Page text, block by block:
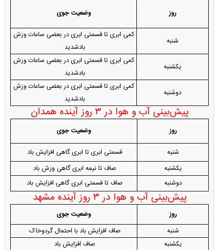
روز وضعیت جوی
شنبه
کمی ابری تا قسمتی ابری در بعضی ساعات وزش
بادشدید
یکشنبه
کمی ابری تا قسمتی ابری در بعضی ساعات وزش
بادشدید
دوشنبه
کمی ابری تا قسمتی ابری در بعضی ساعات وزش
بادشدید
پیش‌بینی آب و هوا در ۳ روز آینده همدان
روز
وضعیت جوی
شنبه
قسمتی ابری تا ابری گاهی افزایش باد
یکشنبه
صاف تا نیمه ابری گاهی وزش باد
دوشنبه
صاف تا قسمتی ابری گاهی افزایش باد
پیش‌بینی آب و هوا در ۳ روز آینده مشهد
روز
وضعیت جوی
شنبه
صاف افزایش باد با احتمال گردوخاک
یکشنبه
صاف افزایش باد